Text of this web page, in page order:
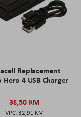
Replacement
Hero 4 USB Charger
38,50 KM
32,91 KM